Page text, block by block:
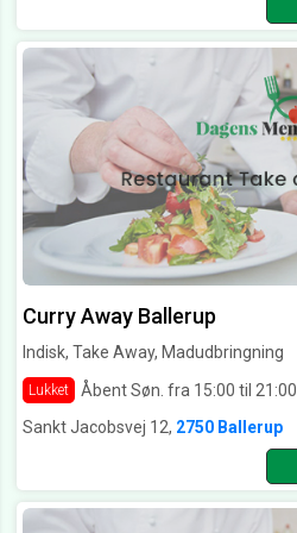
Curry Away Ballerup
Indisk, Take Away, Madudbringning
Lukket
Åbent Søn. fra 15:00 til 21:00
Sankt Jacobsvej 12, 2750 Ballerup